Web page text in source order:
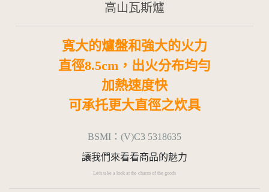
高山瓦斯爐
寬大的爐盤和強大的火力
直徑8.5cm，出火分布均勻
加熱速度快
可承托更大直徑之炊具
BSMI： (V)C3 5318635
讓我們來看看商品的魅力
Let's take a look at the charm of the goods